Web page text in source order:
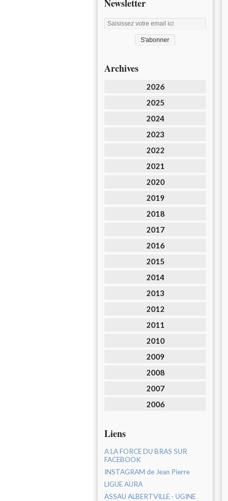
Newsletter
Archives
2026
2025
2024
2023
2022
2021
2020
2019
2018
2017
2016
2015
2014
2013
2012
2011
2010
2009
2008
2007
2006
Liens
A LA FORCE DU BRAS SUR
FACEBOOK
INSTAGRAM de Jean Pierre
LIGUE AURA
ASSAU ALBERTVILLE - UGINE